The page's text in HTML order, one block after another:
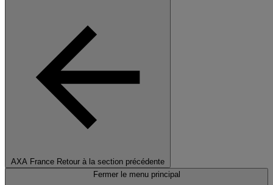
AXA France Retour à la section précédente
Fermer le menu principal